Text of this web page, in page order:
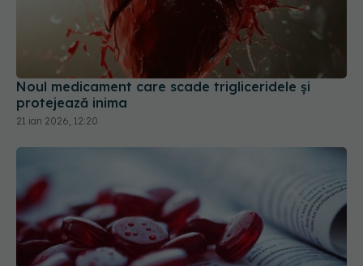
Noul medicament care scade trigliceridele și
protejează inima
21 ian 2026, 12:20